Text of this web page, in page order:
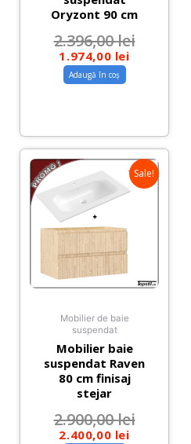
Oryzont 90 cm
2.396,00lei
1.974,00 lei
Adaugă în coș
Sale!
Mobilier de baie
suspendat
Mobilier baie
suspendat Raven
80 cm finisaj
stejar
2.900,00lei
2.400,00 lei